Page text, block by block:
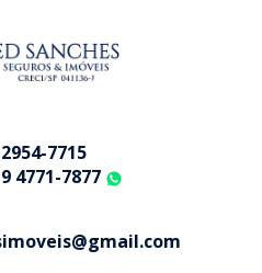
7715
4771-7877